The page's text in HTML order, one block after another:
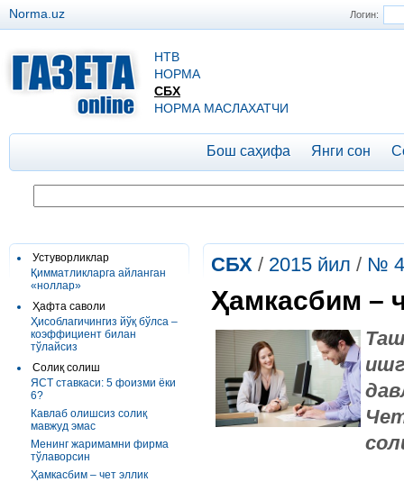
Логин:
Norma.uz
НТВ
НОРМА
СБХ
НОРМА МАСЛАХАТЧИ
Бош саҳифа Янги сон
Устуворликлар
Қимматликларга айланган
«ноллар»
Ҳафта саволи
Ҳисоблагичингиз йўқ бўлса –
коэффициент билан
тўлайсиз
Солиқ солиш
ЯСТ ставкаси: 5 фоизми ёки
6?
Кавлаб олишсиз солиқ
мавжуд эмас
Менинг жаримамни фирма
тўлаворсин
Ҳамкасбим – чет эллик
СБХ / 2015 йил / №
Ҳамкасбим –